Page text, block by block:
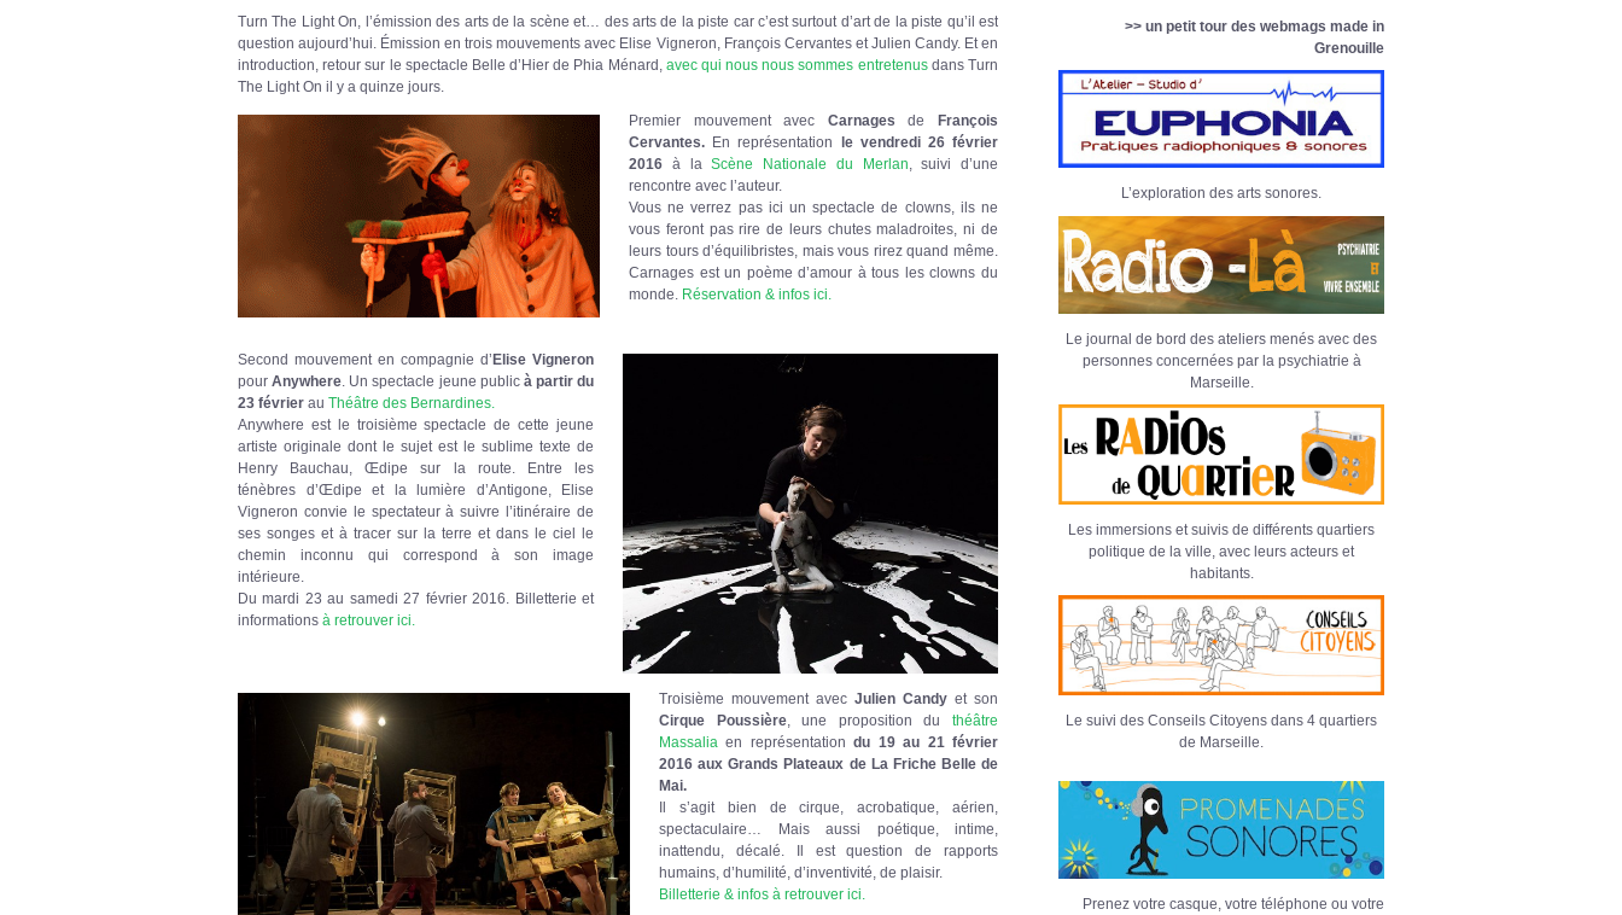
Turn The Light On, l’émission des arts de la scène et… des arts de la piste car c’est surtout d’art de la piste qu’il est
question aujourd’hui. Émission en trois mouvements avec Elise Vigneron, François Cervantes et Julien Candy. Et en
introduction, retour sur le spectacle Belle d’Hier de Phia Ménard, avec qui nous nous sommes entretenusdans Turn
The Light On il y a quinze jours.
Premier mouvement avec Carnages deFrançois
Cervantes. En représentation le vendredi 26 février
2016 à laScène Nationale du Merlan , suivi d’une
rencontre avec l’auteur.
Vous ne verrez pas ici un spectacle de clowns, ils ne
vous feront pas rire de leurs chutes maladroites, ni de
leurs tours d’équilibristes, mais vous rirez quand même.
Carnages est un poème d’amour à tous les clowns du
monde. Réservation & infos ici.
Second mouvement en compagnie d’ Elise Vigneron
pourAnywhere . Un spectacle jeune public à partir du
23 février au Théâtre des Bernardines.
Anywhere est le troisième spectacle de cette jeune
artiste originale dont le sujet est le sublime texte de
Henry Bauchau, Œdipe sur la route. Entre les
ténèbres d’Œdipe et la lumière d’Antigone, Elise
Vigneron convie le spectateur à suivre l’itinéraire de
ses songes et à tracer sur la terre et dans le ciel le
chemin inconnu qui correspond à son image
intérieure.
Du mardi 23 au samedi 27 février 2016. Billetterie et
informations à retrouver ici.
Troisième mouvement avec Julien Candy et son
Cirque Poussière, une proposition duthéâtre
Massalia en représentationdu 19 au 21 février
2016 aux Grands Plateaux de La Friche Belle de
Mai.
Il s’agit bien de cirque, acrobatique, aérien,
spectaculaire… Mais aussi poétique, intime,
inattendu, décalé. Il est question de rapports
humains, d’humilité, d’inventivité, de plaisir.
Billetterie & infos à retrouver ici.
>> un petit tour des webmags made in
Grenouille
L’exploration des arts sonores.
Le journal de bord des ateliers menés avec des
personnes concernées par la psychiatrie à
Marseille.
Les immersions et suivis de différents quartiers
politique de la ville, avec leurs acteurs et
habitants.
Le suivi des Conseils Citoyens dans 4 quartiers
de Marseille.
Prenez votre casque, votre téléphone ou votre